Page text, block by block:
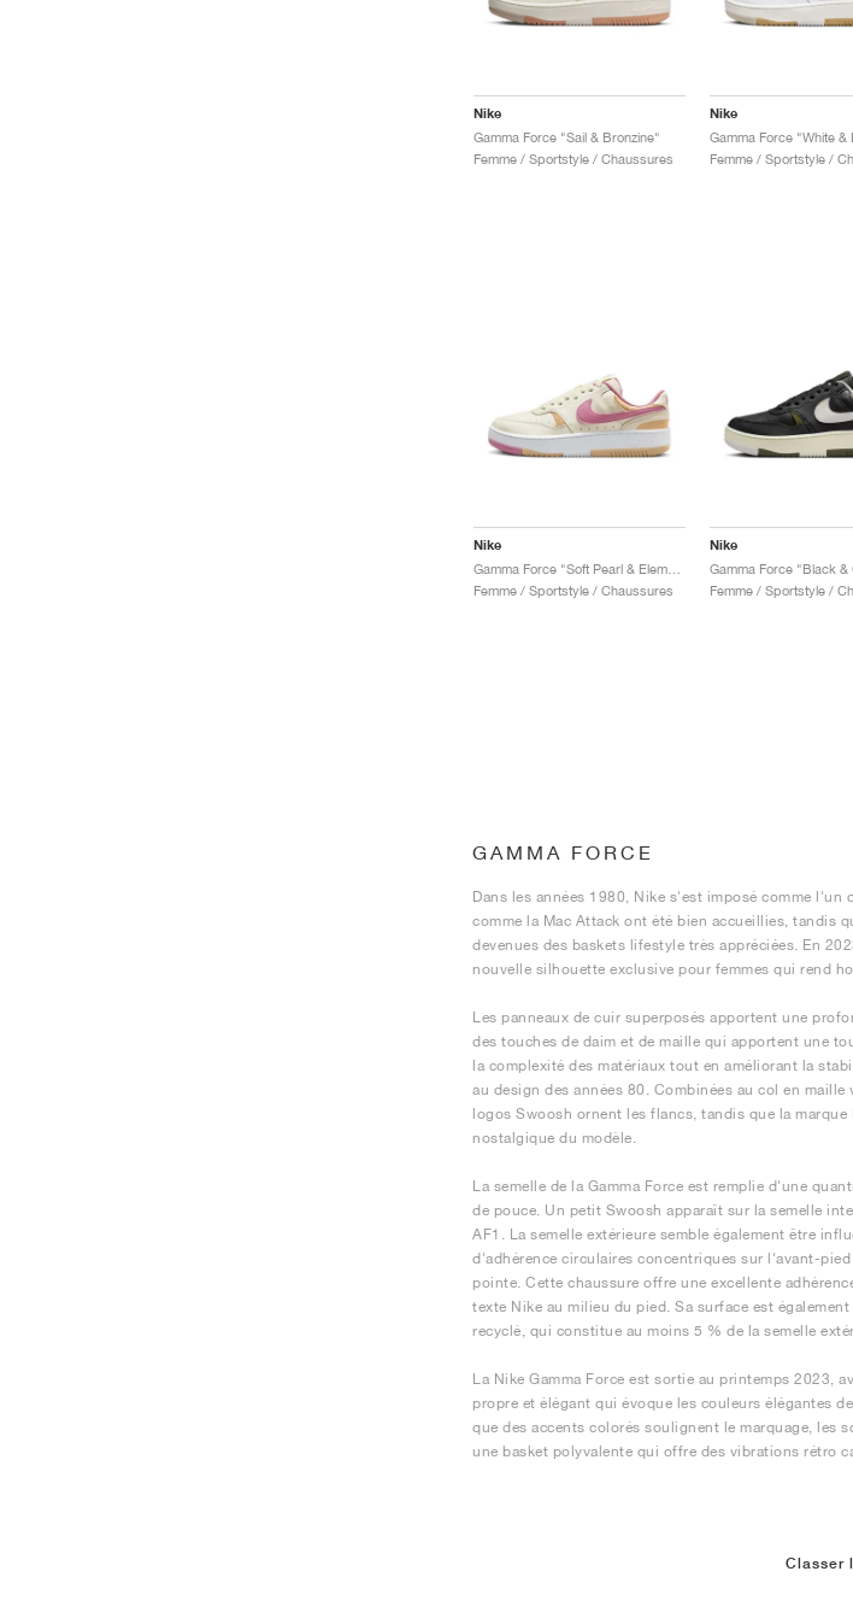
Nike
Gamma Force "Sail & Bronzine"
Femme / Sportstyle / Chaussures
Nike
Gamma Force "White &
Femme / Sportstyle /
Nike
Femme / Sportstyle / Chaussures
Nike
Femme / Sportstyle /
GAMMA FORCE
Dans les années 1980, Nike s'est imposé comme
comme la Mac Attack ont été bien accueillies, tandis
devenues des baskets lifestyle très appréciées. En
nouvelle silhouette exclusive pour femmes qui rend
Les panneaux de cuir superposés apportent une
des touches de daim et de maille qui apportent une
la complexité des matériaux tout en améliorant la
au design des années 80. Combinées au col en
logos Swoosh ornent les flancs, tandis que la
nostalgique du modèle.
La semelle de la Gamma Force est remplie d'une
de pouce. Un petit Swoosh apparaît sur la semelle
AF1. La semelle extérieure semble également être
d'adhérence circulaires concentriques sur l'avant-
pointe. Cette chaussure offre une excellente
texte Nike au milieu du pied. Sa surface est
recyclé, qui constitue au moins 5 % de la semelle
La Nike Gamma Force est sortie au printemps 2023,
propre et élégant qui évoque les couleurs élégantes
que des accents colorés soulignent le marquage, les
une basket polyvalente qui offre des vibrations rétro
Classer